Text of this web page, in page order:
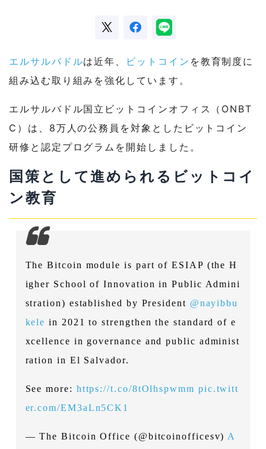
エルサルバドルは近年、 ビットコイン を教育制度に
組み込む取り組みを強化しています。
エルサルバドル国立ビットコインオフィス（ONBT
C）は、8万人の公務員を対象としたビットコイン
研修と認定プログラムを開始しました。
国策として進められるビットコイ
ン教育
The Bitcoin module is part of ESIAP (the H
igher School of Innovation in Public Admini
stration) established by President @nayibbu
kele in 2021 to strengthen the standard of e
xcellence in governance and public administ
ration in El Salvador.
See more: https://t.co/8tOlhspwmm pic.twitt
er.com/EM3aLn5CK1
— The Bitcoin Office (@bitcoinofficesv) A